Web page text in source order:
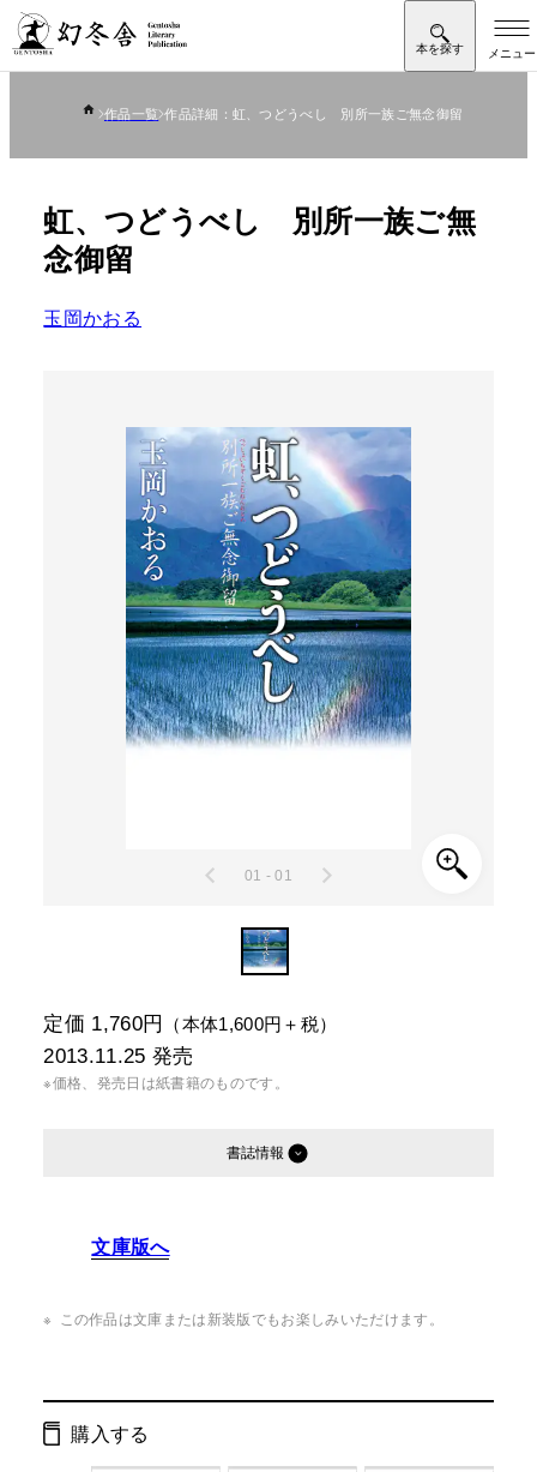
作品一覧 作品詳細：虹、つどうべし 別所一族ご無念御留
虹、つどうべし 別所一族ご無
念御留
玉岡かおる
01 - 01
定価 1,760円 （本体1,600円＋税）
2013.11.25 発売
※価格、発売日は紙書籍のものです。
書誌情報
ISBN： 9784344024885
文庫版へ
この作品は文庫または新装版でもお楽しみいただけます。
購入する